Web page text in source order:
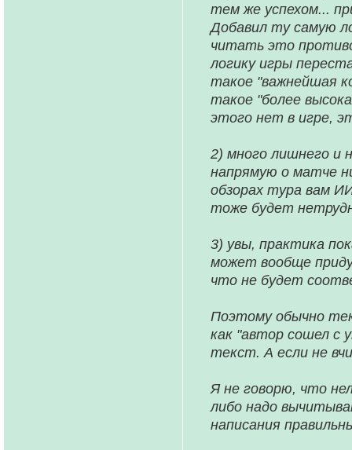
тем же успехом...
Добавил ту самую
читать это
логику игры
такое "важнейшая
такое "более
этого нет в игре,
2) много лишнего и
напрямую о матче
обзорах тура вам
тоже будет
3) увы, практика
может вообще
что не будет
Поэтому обычно
как "автор сошел с
текст. А если не
Я не говорю, что
либо надо
написания